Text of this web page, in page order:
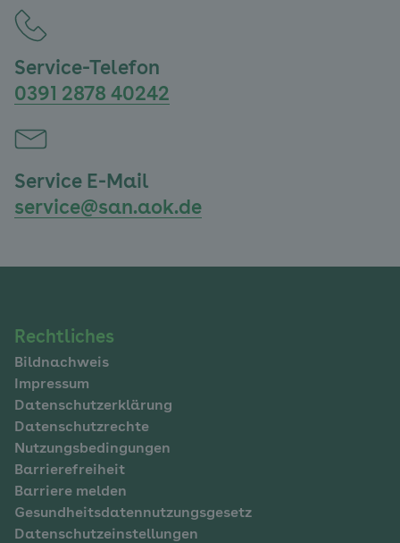
Service-Telefon
0391 2878 40242
Service E-Mail
service@san.aok.de
Navigation
im
Fußbereich
Rechtliches
Bildnachweis
Impressum
Datenschutzerklärung
Datenschutzrechte
Nutzungsbedingungen
Barrierefreiheit
Barriere melden
Gesundheitsdatennutzungsgesetz
Datenschutzeinstellungen